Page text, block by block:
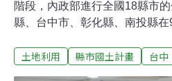
階段，內政部進行全國18縣市
縣、台中市、彰化縣、南投縣
線採訪，除大會報導外，還將
土地利用 縣市國土計畫 台中